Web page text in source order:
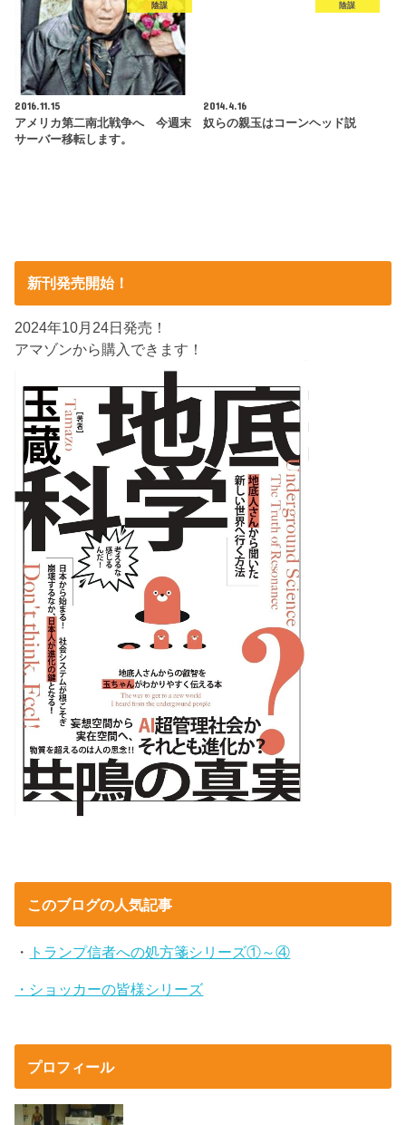
陰謀
2016.11.15
アメリカ第二南北戦争へ 今週末
サーバー移転します。
陰謀
2014.4.16
奴らの親玉はコーンヘッド説
新刊発売開始！
2024年10月24日発売！
アマゾンから購入できます！
このブログの人気記事
・ トランプ信者への処方箋シリーズ①～④
・ショッカーの皆様シリーズ
プロフィール